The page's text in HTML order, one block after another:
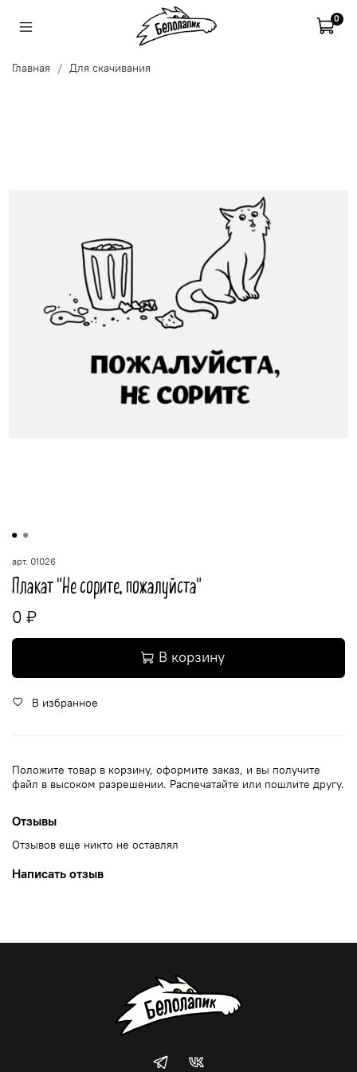
0
Главная Для скачивания
арт. 01026
Плакат "Не сорите, пожалуйста"
0 ₽
В корзину
В избранное
Положите товар в корзину, оформите заказ, и вы получите
файл в высоком разрешении. Распечатайте или пошлите другу.
Отзывы
Отзывов еще никто не оставлял
Написать отзыв